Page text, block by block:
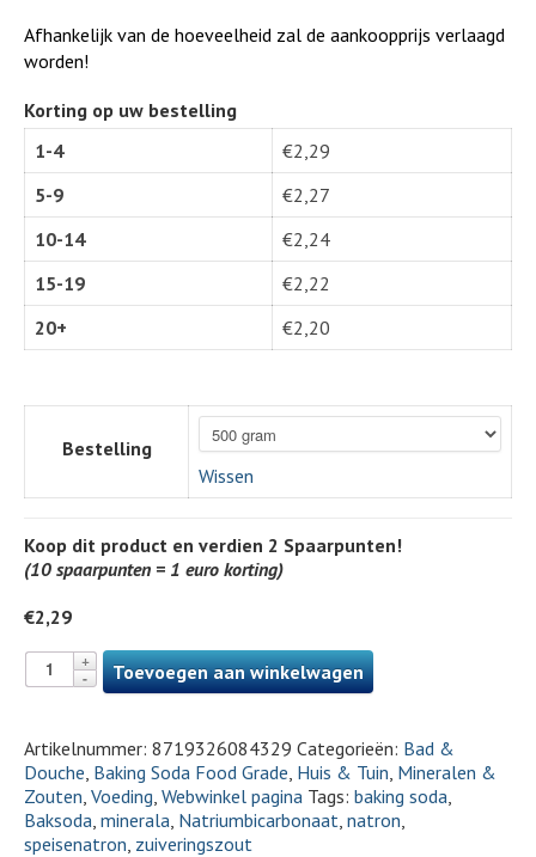
Afhankelijk van de hoeveelheid zal de aankoopprijs verlaagd
worden!
Korting op uw bestelling
1-4
€2,29
5-9
€2,27
10-14
€2,24
15-19
€2,22
20+
€2,20
Bestelling
Wissen
Koop dit product en verdien 2 Spaarpunten!
(10 spaarpunten = 1 euro korting)
€2,29
Toevoegen aan winkelwagen
Artikelnummer: 8719326084329 Categorieën: Bad &
Douche Baking Soda Food Grade Huis & Tuin Mineralen &
Zouten Voeding Webwinkel pagina Tags: baking soda
Baksoda minerala Natriumbicarbonaat natron
speisenatron zuiveringszout